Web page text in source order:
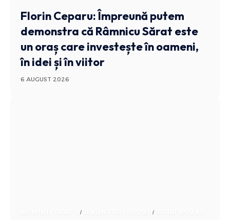
Florin Ceparu: Împreună putem
demonstra că Râmnicu Sărat este
un oraș care investește în oameni,
în idei și în viitor
6 AUGUST 2026
ADMINISTRATIV ANUNTURI BUZAU